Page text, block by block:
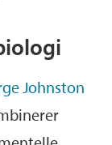
global
Det
Johnston